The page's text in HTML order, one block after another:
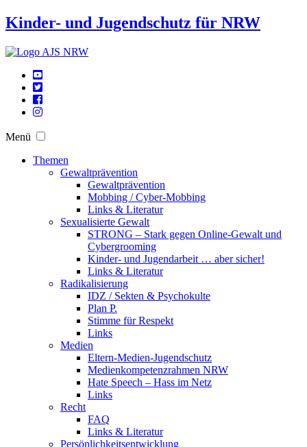
Kinder- und Jugendschutz für NRW
Menü
Themen
Gewaltprävention
Gewaltprävention
Mobbing / Cyber-Mobbing
Links & Literatur
Sexualisierte Gewalt
STRONG – Stark gegen Online-Gewalt und
Cybergrooming
Kinder- und Jugendarbeit … aber sicher!
Links & Literatur
Radikalisierung
IDZ / Sekten & Psychokulte
Plan P.
Stimme für Respekt
Links
Medien
Eltern-Medien-Jugendschutz
Medienkompetenzrahmen NRW
Hate Speech – Hass im Netz
Links
Recht
FAQ
Links & Literatur
Persönlichkeitsentwicklung